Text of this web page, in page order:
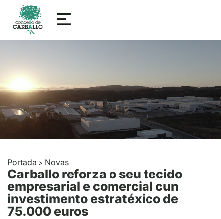
Portada > Novas
Carballo reforza o seu tecido
empresarial e comercial cun
investimento estratéxico de
75.000 euros